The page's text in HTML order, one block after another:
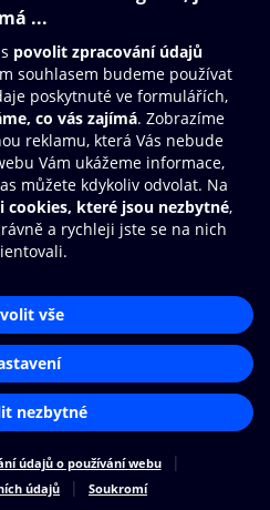
O2 Knihovna
a poslouchej své e-knihy a
rychleji a pohodlněji.